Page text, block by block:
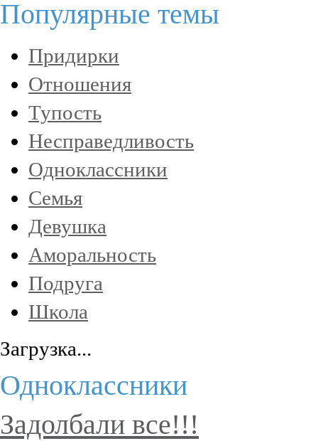
Популярные темы
Придирки
Отношения
Тупость
Несправедливость
Одноклассники
Семья
Девушка
Аморальность
Подруга
Школа
Загрузка...
Одноклассники
Задолбали все!!!